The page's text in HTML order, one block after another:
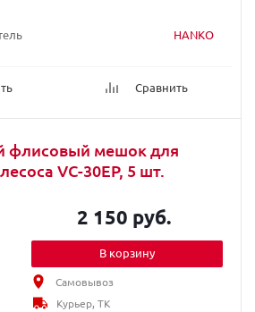
HANKO
Сравнить
флисовый мешок для
VC-30EP, 5 шт.
2 150 руб.
В корзину
Самовывоз
Курьер, ТК